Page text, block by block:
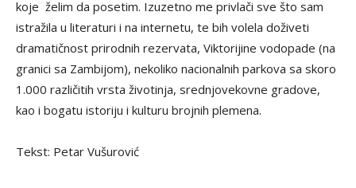
koje želim da posetim. Izuzetno me privlači sve što sam
istražila u literaturi i na internetu, te bih volela doživeti
dramatičnost prirodnih rezervata, Viktorijine vodopade (na
granici sa Zambijom), nekoliko nacionalnih parkova sa skoro
1.000 različitih vrsta životinja, srednjovekovne gradove,
kao i bogatu istoriju i kulturu brojnih plemena.
Tekst: Petar Vušurović